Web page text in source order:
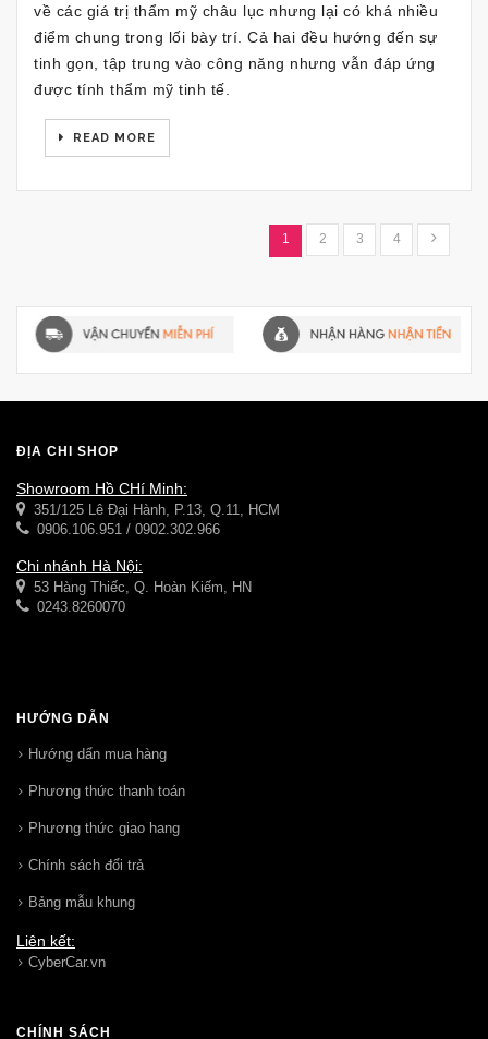
về các giá trị thẩm mỹ châu lục nhưng lại có khá nhiều
điểm chung trong lối bày trí. Cả hai đều hướng đến sự
tinh gọn, tập trung vào công năng nhưng vẫn đáp ứng
được tính thẩm mỹ tinh tế.
READ MORE
1 2 3 4
ĐỊA CHỈ SHOP
Showroom Hồ CHí Minh:
351/125 Lê Đại Hành, P.13, Q.11, HCM
0906.106.951 / 0902.302.966
Chi nhánh Hà Nội:
53 Hàng Thiếc, Q. Hoàn Kiếm, HN
0243.8260070
HƯỚNG DẪN
Hướng dẩn mua hàng
Phương thức thanh toán
Phương thức giao hang
Chính sách đổi trả
Bảng mẫu khung
Liên kết:
CyberCar.vn
CHÍNH SÁCH